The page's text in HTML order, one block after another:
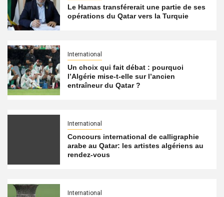
Le Hamas transférerait une partie de ses
opérations du Qatar vers la Turquie
International
Un choix qui fait débat : pourquoi
l’Algérie mise-t-elle sur l’ancien
entraîneur du Qatar ?
International
Concours international de calligraphie
arabe au Qatar: les artistes algériens au
rendez-vous
International